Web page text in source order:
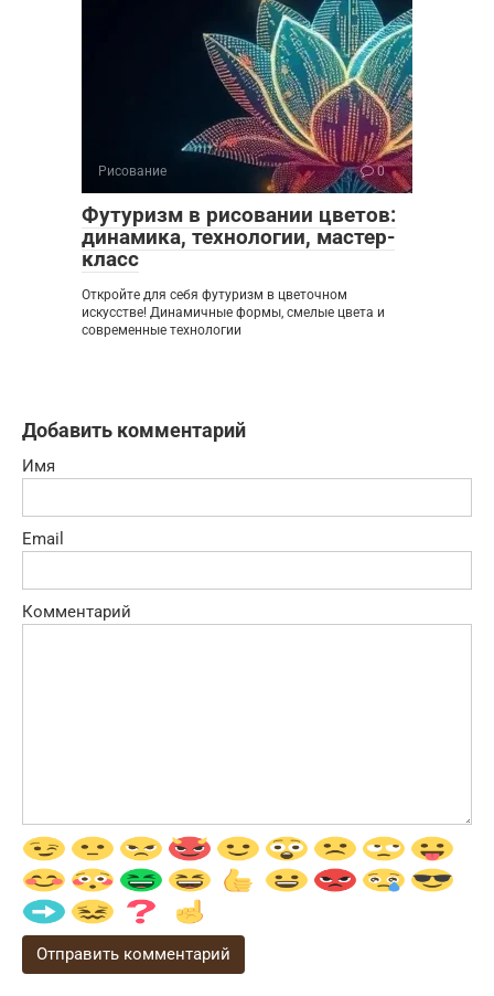
Рисование 0
Футуризм в рисовании цветов:
динамика, технологии, мастер-
класс
Откройте для себя футуризм в цветочном
искусстве! Динамичные формы, смелые цвета и
современные технологии
Добавить комментарий
Имя
Email
Комментарий